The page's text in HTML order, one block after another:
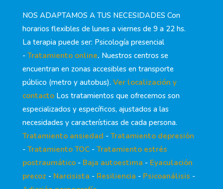
NOS ADAPTAMOS A TUS NECESIDADES Con
horarios flexibles de lunes a viernes de 9 a 22 hs.
La terapia puede ser: Psicología presencial
- Tratamiento online. Nuestros centros se
encuentran en zonas accesibles en transporte
público (metro y autobus). Ver localización y
contactoLos tratamientos que ofrecemos son
especializados y específicos, ajustados a las
necesidades y características de cada persona.
Tratamiento ansiedad - Tratamiento depresión
- Tratamiento TOC- Tratamiento estrés
postraumático- Baja autoestima - Eyaculación
precoz - Narcisista - Resiliencia - Psicoanálisis -